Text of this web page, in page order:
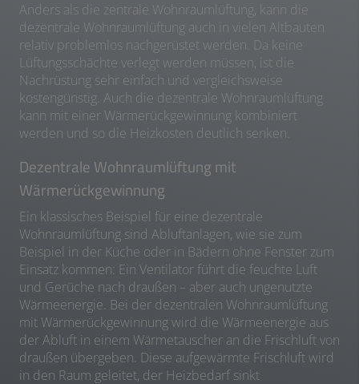
Anders als die zentrale Wohnraumlüftung, kann die
dezentrale Wohnraumlüftung auch in vielen Altbauten
relativ problemlos nachgerüstet werden. Da keine
Lüftungsschächte verlegt werden müssen, ist die
Nachrüstung sehr einfach und vergleichsweise
kostengünstig. Auch die dezentrale Wohnraumlüftung
kann mit einer Wärmerückgewinnung kombiniert
werden und so die Heizkosten deutlich senken.
Dezentrale Wohnraumlüftung mit
Wärmerückgewinnung
Ein klassisches Beispiel für eine dezentrale
Wohnraumlüftung sind Abluftanlagen, wie sie zum
Beispiel in der Küche oder in Bädern ohne Fenster zum
Einsatz kommen: Ein Ventilator führt die feuchte Luft
und Gerüche nach draußen – aber auch ungenutzte
Wärmeenergie. Bei der dezentralen Wohnraumlüftung
mit Wärmerückgewinnung wird die Wärmeenergie aus
der Abluft in einem Wärmetauscher an die Frischluft von
draußen übergeben. Diese aufgewärmte Frischluft wird
in den Raum geleitet, der Heizbedarf sinkt